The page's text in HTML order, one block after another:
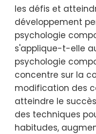
les défis et
développement
psychologie
s'applique-t-elle
psychologie
concentre sur la
modification des
atteindre le
des techniques
habitudes,